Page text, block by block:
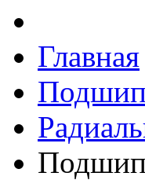
Ивантеевка,
Главная